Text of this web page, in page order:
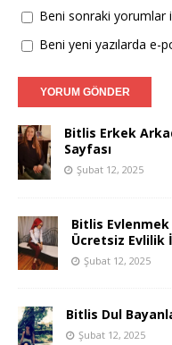
Beni sonraki yorumlar
Beni yeni yazılarda e-
Bitlis Erkek
Sayfası
Şubat 12, 2025
Bitlis
Ücretsiz Evlilik
Şubat 12, 2025
Bitlis Dul
Şubat 12, 2025